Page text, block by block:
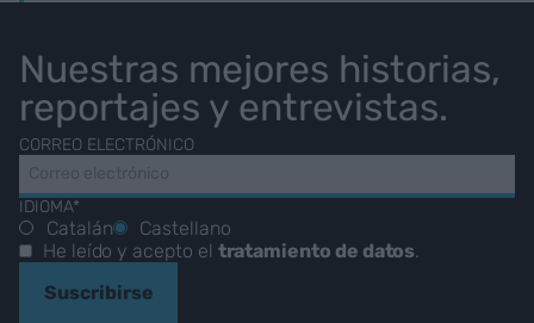
Nuestras mejores historias,
reportajes y entrevistas.
CORREO ELECTRÓNICO
IDIOMA*
Catalán
Castellano
He leído y acepto el tratamiento de datos
Suscribirse